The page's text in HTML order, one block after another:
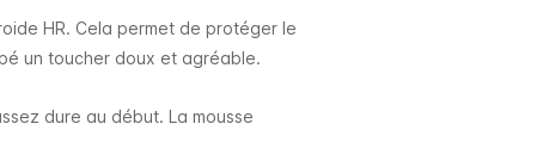
HR. Cela permet de protéger le
un toucher doux et agréable.
dure au début. La mousse